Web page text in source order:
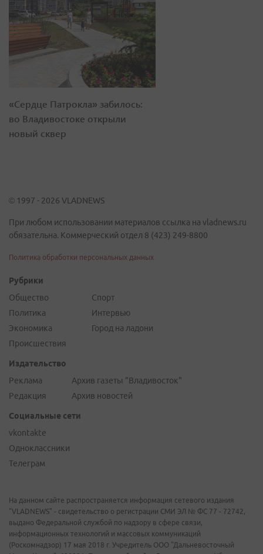
«Сердце Патрокла» забилось:
во Владивостоке открыли
новый сквер
© 1997 - 2026 VLADNEWS
При любом использовании материалов ссылка на vladnews.ru
обязательна. Коммерческий отдел 8 (423) 249-8800
Политика обработки персональных данных
Рубрики
Общество
Политика
Экономика
Происшествия
Спорт
Интервью
Город на ладони
Издательство
Реклама
Редакция
Архив газеты "Владивосток"
Архив новостей
Социальные сети
vkontakte
Одноклассники
Телеграм
На данном сайте распространяется информация сетевого издания
"VLADNEWS" - свидетельство о регистрации СМИ ЭЛ № ФС 77 - 72742,
выдано Федеральной службой по надзору в сфере связи,
информационных технологий и массовых коммуникаций
(Роскомнадзор) 17 мая 2018 г. Учредитель ООО "Дальневосточный